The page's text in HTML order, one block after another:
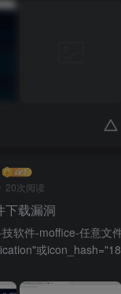
20次阅读
下载漏洞
软件-moffice-任意文
或